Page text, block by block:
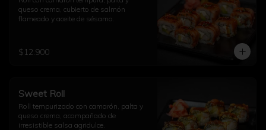
queso crema, cubierto de salmón
flameado y aceite de sésamo.
$12.900
Sweet Roll
Roll tempurizado con camarón, palta y
queso crema, acompañado de
irresistible salsa agridulce.